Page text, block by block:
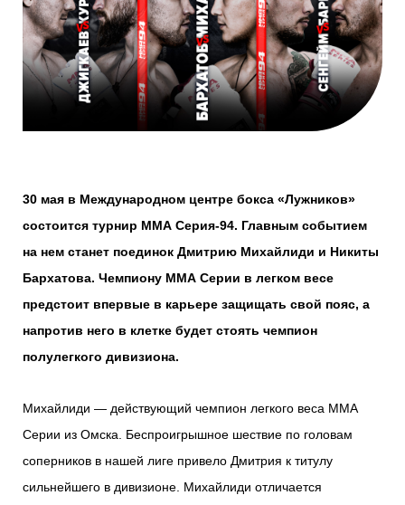
30 мая в Международном центре бокса «Лужников»
состоится турнир ММА Серия-94. Главным событием
на нем станет поединок Дмитрию Михайлиди и Никиты
Бархатова. Чемпиону ММА Серии в легком весе
предстоит впервые в карьере защищать свой пояс, а
напротив него в клетке будет стоять чемпион
полулегкого дивизиона.
Михайлиди — действующий чемпион легкого веса ММА
Серии из Омска. Беспроигрышное шествие по головам
соперников в нашей лиге привело Дмитрия к титулу
сильнейшего в дивизионе. Михайлиди отличается